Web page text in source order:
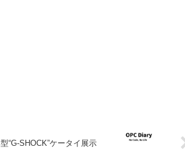
“G-SHOCK”ケータイ展示